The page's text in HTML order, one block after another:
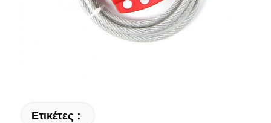
Ετικέτες：